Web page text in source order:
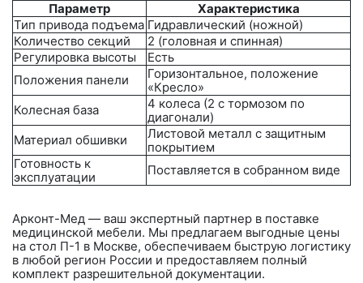
Параметр
Характеристика
Тип привода подъема Гидравлический (ножной)
Количество секций
2 (головная и спинная)
Регулировка высоты
Есть
Положения панели
Горизонтальное, положение
«Кресло»
Колесная база
4 колеса (2 с тормозом по
диагонали)
Материал обшивки
Листовой металл с защитным
покрытием
Готовность к
эксплуатации
Поставляется в собранном виде
Арконт-Мед — ваш экспертный партнер в поставке
медицинской мебели. Мы предлагаем выгодные цены
на стол П-1 в Москве, обеспечиваем быструю логистику
в любой регион России и предоставляем полный
комплект разрешительной документации.